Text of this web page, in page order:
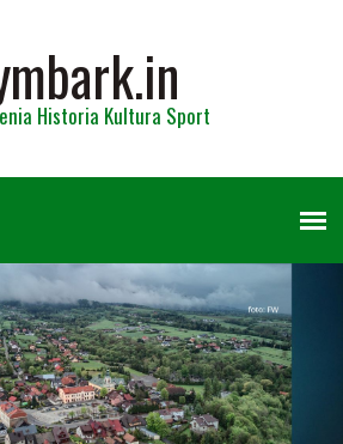
Historia Kultura Sport